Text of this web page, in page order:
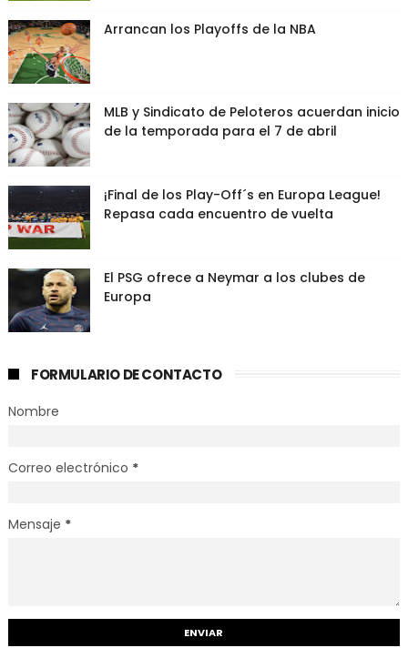
Arrancan los Playoffs de la NBA
MLB y Sindicato de Peloteros acuerdan inicio
de la temporada para el 7 de abril
¡Final de los Play-Off´s en Europa League!
Repasa cada encuentro de vuelta
El PSG ofrece a Neymar a los clubes de
Europa
FORMULARIO DE CONTACTO
Nombre
Correo electrónico *
Mensaje *